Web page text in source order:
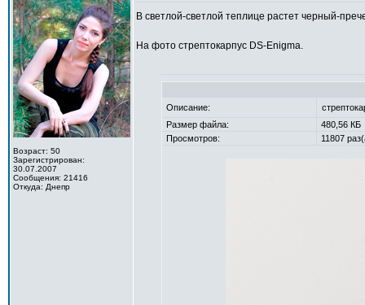
Возраст: 50
Зарегистрирован:
30.07.2007
Сообщения: 21416
Откуда: Днепр
В светлой-светлой теплице растет черный-
На фото стрептокарпус DS-Enigma.
Описание:
Размер файла:
480,56 КБ
Просмотров:
11807